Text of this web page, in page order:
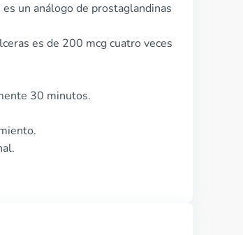
un análogo de prostaglandinas
es de 200 mcg cuatro veces
30 minutos.